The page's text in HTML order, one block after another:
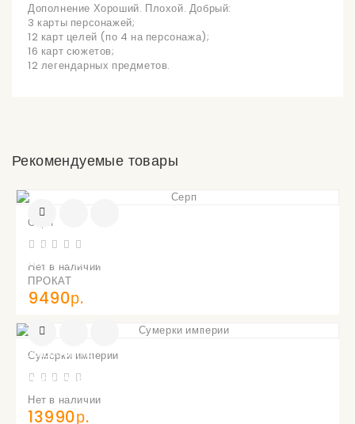
Дополнение Хороший. Плохой. Добрый:
3 карты персонажей;
12 карт целей (по 4 на персонажа);
16 карт сюжетов;
12 легендарных предметов.
Рекомендуемые товары
Серп
Нет в наличии
ПРОКАТ
9490р.
О
ПОСТУПЛЕНИИ
Сумерки империи
Нет в наличии
13990р.
УВЕДОМИТЬ
ПОСТУПЛЕНИИ